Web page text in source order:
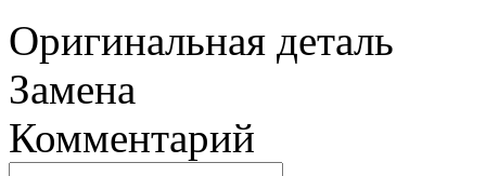
Оригинальная деталь
Замена
Комментарий